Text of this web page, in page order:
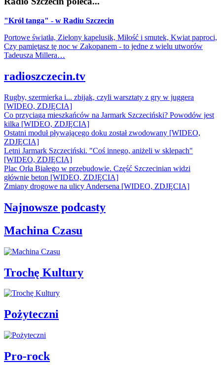
"Król tanga" - w Radiu Szczecin
Portowe światła, Zielony kapelusik, Miłość i smutek, Kwiat paproci,
Czy pamiętasz tę noc w Zakopanem - to jedne z wielu utworów
Tadeusza Millera…
radioszczecin.tv
Rugby, szermierka i... zbijak, czyli warsztaty z gry w juggera
[WIDEO, ZDJĘCIA]
Co przyciąga mieszkańców na Jarmark Szczeciński? Powodów jest
kilka [WIDEO, ZDJĘCIA]
Ostatni moduł pływającego doku został zwodowany [WIDEO,
ZDJĘCIA]
Letni Jarmark Szczeciński. "Coś innego, aniżeli w sklepach"
[WIDEO, ZDJĘCIA]
Plac Orła Białego w przebudowie. Część Szczecinian widzi
głównie beton [WIDEO, ZDJĘCIA]
Zmiany drogowe na ulicy Andersena [WIDEO, ZDJĘCIA]
Najnowsze podcasty
Machina Czasu
Trochę Kultury
Pożyteczni
Pro-rock